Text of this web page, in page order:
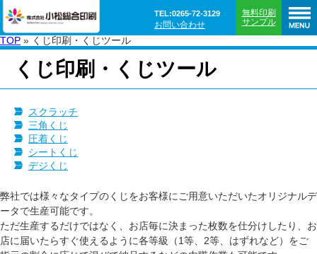
TEL:0265-72-3129
無料印刷
サンプル
お問い合わせ
TOP » くじ印刷・くじツール
くじ印刷・くじツール
スクラッチ
三角くじ
圧着くじ
シートくじ
デジくじ
弊社では様々なタイプのくじをお客様にご用意いただいたオリジナルデ
ータで生産可能です。
ただ生産するだけではなく、お店毎に決まった枚数を仕分けしたり、お
店に届いたらすぐ使えるように各等級（1等、2等、はずれなど）をご